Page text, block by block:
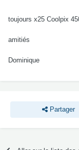
toujours x25 Coolpix
amitiés
Dominique
Partager